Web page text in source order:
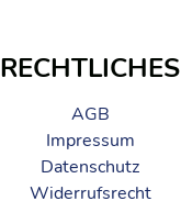
RECHTLICHES
AGB
Impressum
Datenschutz
Widerrufsrecht